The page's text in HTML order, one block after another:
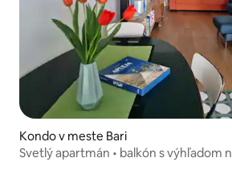
Kondo v meste Bari
Svetlý apartmán • balkón s výhľadom